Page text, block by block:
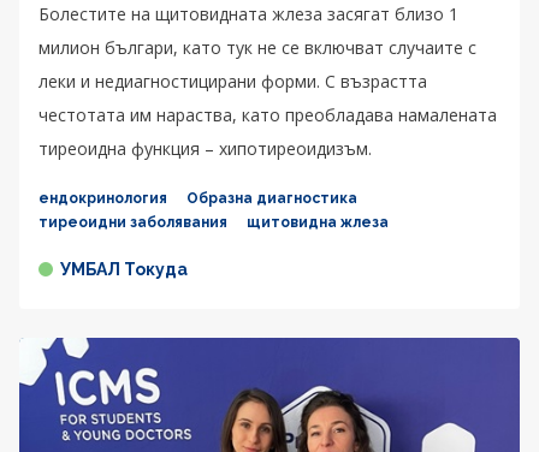
Болестите на щитовидната жлеза засягат близо 1
милион българи, като тук не се включват случаите с
леки и недиагностицирани форми. С възрастта
честотата им нараства, като преобладава намалената
тиреоидна функция – хипотиреоидизъм.
ендокринология
Образна диагностика
тиреоидни заболявания
щитовидна жлеза
УМБАЛ Токуда